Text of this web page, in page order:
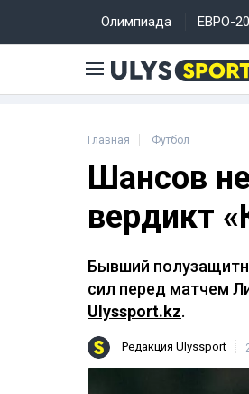
Олимпиада ЕВРО-
Главная Футбол
Шансов
вердикт
Бывший
сил перед матчем
Ulyssport.kz.
Редакция Ulyssport